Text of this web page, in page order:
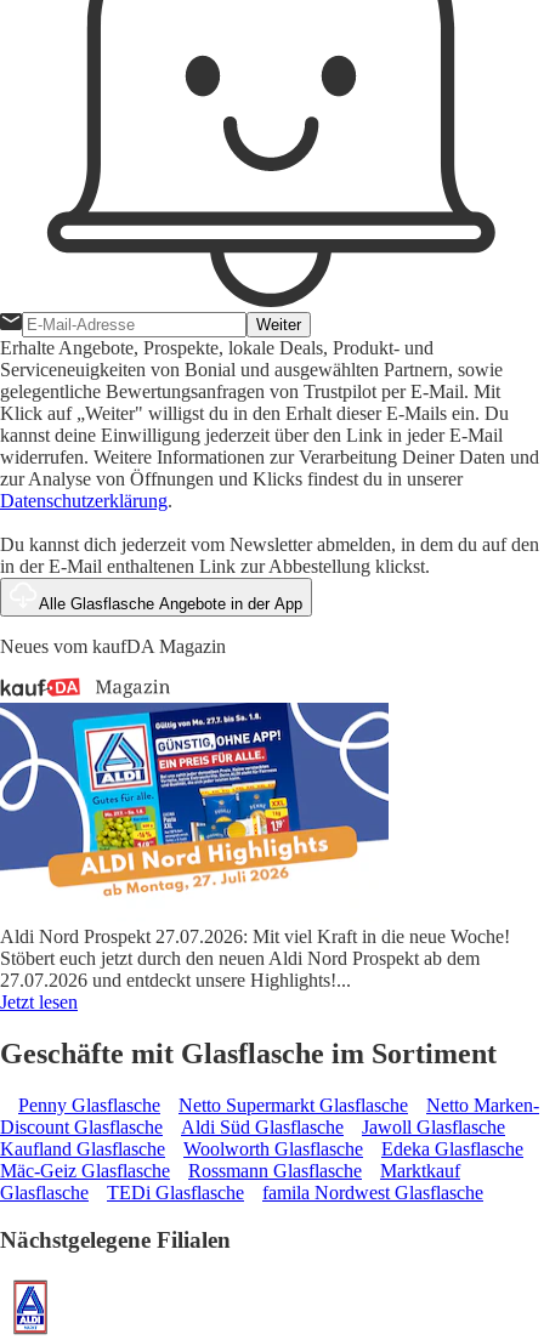
Weiter
Erhalte Angebote, Prospekte, lokale Deals, Produkt- und
Serviceneuigkeiten von Bonial und ausgewählten Partnern, sowie
gelegentliche Bewertungsanfragen von Trustpilot per E-Mail. Mit
Klick auf „Weiter" willigst du in den Erhalt dieser E-Mails ein. Du
kannst deine Einwilligung jederzeit über den Link in jeder E-Mail
widerrufen. Weitere Informationen zur Verarbeitung Deiner Daten und
zur Analyse von Öffnungen und Klicks findest du in unserer
Datenschutzerklärung.
Du kannst dich jederzeit vom Newsletter abmelden, in dem du auf den
in der E-Mail enthaltenen Link zur Abbestellung klickst.
Alle Glasflasche Angebote in der App
Neues vom kaufDA Magazin
Aldi Nord Prospekt 27.07.2026: Mit viel Kraft in die neue Woche!
Stöbert euch jetzt durch den neuen Aldi Nord Prospekt ab dem
27.07.2026 und entdeckt unsere Highlights!...
Jetzt lesen
Geschäfte mit Glasflasche im Sortiment
Penny Glasflasche Netto Supermarkt Glasflasche
Netto Marken-
Discount Glasflasche
Aldi Süd Glasflasche
Jawoll Glasflasche
Kaufland Glasflasche
Woolworth Glasflasche
Edeka Glasflasche
Mäc-Geiz Glasflasche
Rossmann Glasflasche
Marktkauf
Glasflasche
TEDi Glasflasche famila Nordwest Glasflasche
Nächstgelegene Filialen